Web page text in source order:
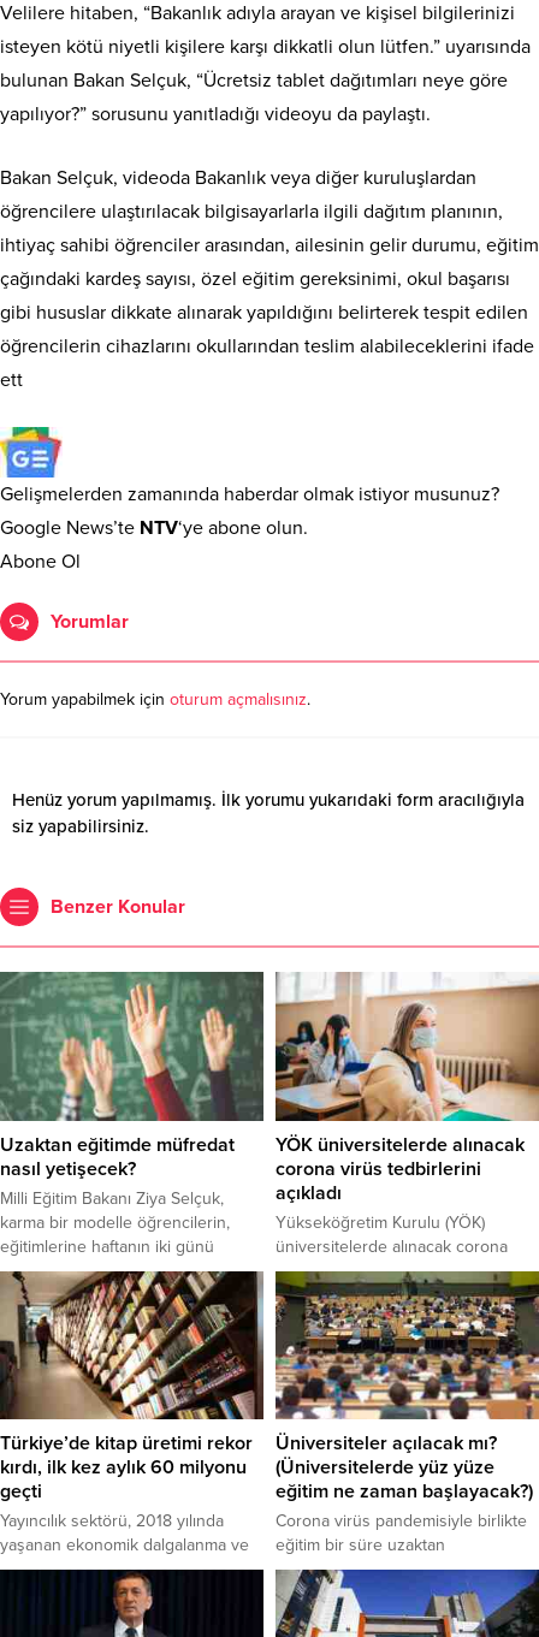
Velilere hitaben, “Bakanlık adıyla arayan ve kişisel bilgilerinizi
isteyen kötü niyetli kişilere karşı dikkatli olun lütfen.” uyarısında
bulunan Bakan Selçuk, “Ücretsiz tablet dağıtımları neye göre
yapılıyor?” sorusunu yanıtladığı videoyu da paylaştı.
Bakan Selçuk, videoda Bakanlık veya diğer kuruluşlardan
öğrencilere ulaştırılacak bilgisayarlarla ilgili dağıtım planının,
ihtiyaç sahibi öğrenciler arasından, ailesinin gelir durumu, eğitim
çağındaki kardeş sayısı, özel eğitim gereksinimi, okul başarısı
gibi hususlar dikkate alınarak yapıldığını belirterek tespit edilen
öğrencilerin cihazlarını okullarından teslim alabileceklerini ifade
ett
Gelişmelerden zamanında haberdar olmak istiyor musunuz?
Google News’te NTV‘ye abone olun.
Abone Ol
Yorumlar
Yorum yapabilmek için oturum açmalısınız.
Henüz yorum yapılmamış. İlk yorumu yukarıdaki form aracılığıyla
siz yapabilirsiniz.
Benzer Konular
Uzaktan eğitimde müfredat
nasıl yetişecek?
Milli Eğitim Bakanı Ziya Selçuk,
karma bir modelle öğrencilerin,
eğitimlerine haftanın iki günü
okulda yüz yüze, diğer günler
uzaktan eğitimle devam edeceğine
işaret ederek, "Bu nedenle
müfredatta bir azalma söz konusu
değil. Uzaktan eğitimde ders
takibinin aksatmadan yapılması,
uzaktan eğitime gereken önemin
verilmesi yolundaki telkinlerimiz bu
yüzden" ifadelerini kullandı.
YÖK üniversitelerde alınacak
corona virüs tedbirlerini
açıkladı
Yükseköğretim Kurulu (YÖK)
üniversitelerde alınacak corona
virüs tedbirlerine yönelik hijyen
kriterlerini belirledi. Kılavuza göre,
eğitim ve öğretim süreçlerinde,
salgının bölgesel ve yerel seyrine
göre farklı programlar için yapılacak
uygulamalarda yetki üniversitelerin
ilgili kurullarında olacak. VAKA VE
TEMASLI DURUMUNDA NE
YAPILACAK?
Türkiye’de kitap üretimi rekor
kırdı, ilk kez aylık 60 milyonu
geçti
Yayıncılık sektörü, 2018 yılında
yaşanan ekonomik dalgalanma ve
kağıt fiyatlarındaki artışın etkilerini
tamamen atlattı.
Üniversiteler açılacak mı?
(Üniversitelerde yüz yüze
eğitim ne zaman başlayacak?)
Corona virüs pandemisiyle birlikte
eğitim bir süre uzaktan
devam etti. 31 Ağustos'ta uzaktan
eğitim başladı, 21 Eylül'de ise yüz
yüze eğitim kademeli olarak bazı